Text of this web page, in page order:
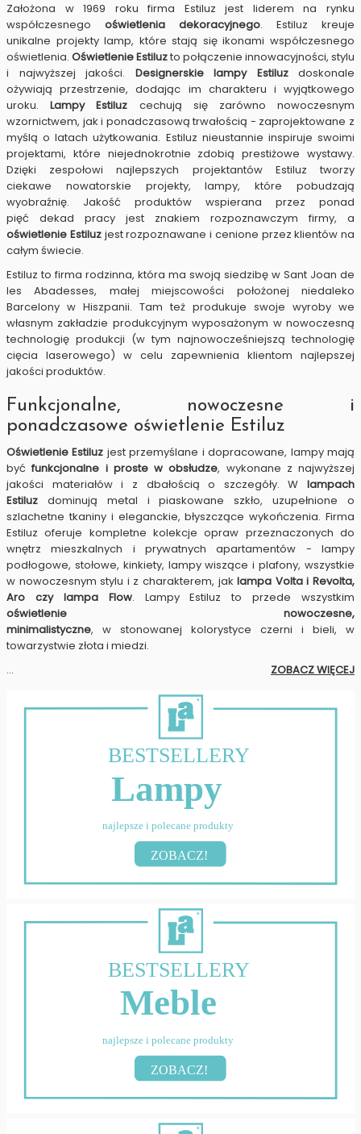
Założona w 1969 roku firma Estiluz jest liderem na rynku
współczesnego oświetlenia dekoracyjnego. Estiluz kreuje
unikalne projekty lamp, które stają się ikonami współczesnego
oświetlenia. Oświetlenie Estiluzto połączenie innowacyjności, stylu
i najwyższej jakości. Designerskie lampy Estiluzdoskonale
ożywiają przestrzenie, dodając im charakteru i wyjątkowego
uroku.Lampy Estiluz cechują się zarówno nowoczesnym
wzornictwem, jak i ponadczasową trwałością - zaprojektowane z
myślą o latach użytkowania. Estiluz nieustannie inspiruje swoimi
projektami, które niejednokrotnie zdobią prestiżowe wystawy.
Dzięki zespołowi najlepszych projektantów Estiluz tworzy
ciekawe nowatorskie projekty, lampy, które pobudzają
wyobraźnię. Jakość produktów wspierana przez ponad
pięć dekad pracy jest znakiem rozpoznawczym firmy, a
oświetlenie Estiluzjest rozpoznawane i cenione przez klientów na
całym świecie.
Estiluz to firma rodzinna, która ma swoją siedzibę w Sant Joan de
les Abadesses, małej miejscowości położonej niedaleko
Barcelony w Hiszpanii. Tam też produkuje swoje wyroby we
własnym zakładzie produkcyjnym wyposażonym w nowoczesną
technologię produkcji (w tym najnowocześniejszą technologię
cięcia laserowego) w celu zapewnienia klientom najlepszej
jakości produktów.
Funkcjonalne, nowoczesne i
ponadczasowe oświetlenie Estiluz
Oświetlenie Estiluz jest przemyślane i dopracowane, lampy mają
byćfunkcjonalne i proste w obsłudze, wykonane z najwyższej
jakości materiałów i z dbałością o szczegóły. W lampach
Estiluz dominują metal i piaskowane szkło, uzupełnione o
szlachetne tkaniny i eleganckie, błyszczące wykończenia. Firma
Estiluz oferuje kompletne kolekcje opraw przeznaczonych do
wnętrz mieszkalnych i prywatnych apartamentów - lampy
podłogowe, stołowe, kinkiety, lampy wiszące i plafony, wszystkie
w nowoczesnym stylu i z charakterem, jaklampa Volta i Revolta,
Aro czy lampa Flow. Lampy Estiluz to przede wszystkim
oświetlenie nowoczesne,
minimalistyczne, w stonowanej kolorystyce czerni i bieli, w
towarzystwie złota i miedzi.
...
ZOBACZ WIĘCEJ
BESTSELLERY
Lampy
najlepsze i polecane produkty
ZOBACZ!
BESTSELLERY
Meble
najlepsze i polecane produkty
ZOBACZ!